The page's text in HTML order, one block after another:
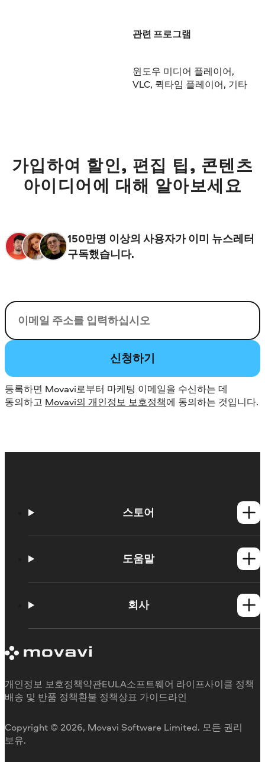
관련 프로그램
윈도우 미디어 플레이어,
VLC, 퀵타임 플레이어, 기타
가입하여 할인, 편집 팁, 콘텐츠
아이디어에 대해 알아보세요
150만명 이상의 사용자가 이미 뉴스레터
구독했습니다.
이메일
신청하기
등록하면 Movavi로부터 마케팅 이메일을 수신하는 데
동의하고 Movavi의 개인정보 보호정책에 동의하는 것입니다.
스토어
Mac 제품
도움말
학습 포털
체험판 제한 사항
환불
회사
후기
Movavi를 선택하는 이유
업무용
Copyright © 2026, Movavi Software Limited. 모든 권리
보유.
개인정보 보호정책약관EULA소프트웨어 라이프사이클 정책
배송 및 반품 정책환불 정책상표 가이드라인